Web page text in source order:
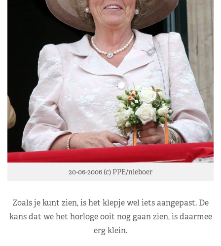
20-06-2006 (c) PPE/nieboer
Zoals je kunt zien, is het klepje wel iets aangepast. De
kans dat we het horloge ooit nog gaan zien, is daarmee
erg klein.